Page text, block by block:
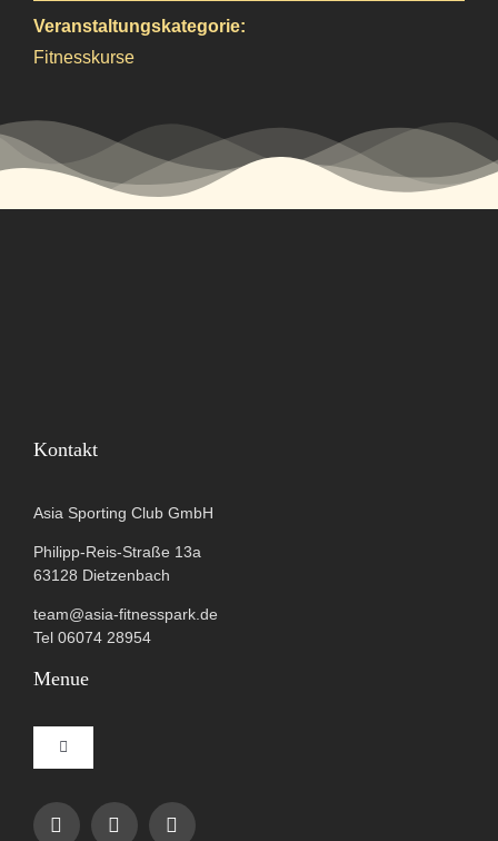
Veranstaltungskategorie:
Fitnesskurse
Kontakt
Asia Sporting Club GmbH
Philipp-Reis-Straße 13a
63128 Dietzenbach
team@asia-fitnesspark.de
Tel 06074 28954
Menue
Toggle
Navigation
Impressum